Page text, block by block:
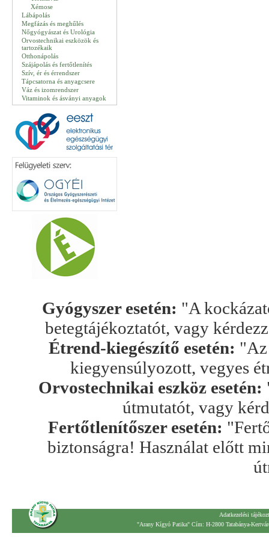
Xémose
Lábápolás
Megfázás és meghűlés
Nőgyógyászat és Urológia
Orvostechnikai eszközök és
tartozékaik
Otthonápolás
Szájápolás és fertőtlenítés
Szív, ér és érrendszer
Tápcsatorna és anyagcsere
Váz és izomrendszer
Vitaminok és ásványi anyagok
Gyógyszer esetén: "A
betegtájékoztatót, vagy
Étrend-kiegészítő esetén: "Az
kiegyensúlyozott, vegyes
Orvostechnikai eszköz esetén:
útmutatót, vagy
Fertőtlenítőszer esetén:
biztonságra! Használat előtt
Adatkezelési
"Arany Kígyó Patika" Cím: H-2800 Tatabánya-